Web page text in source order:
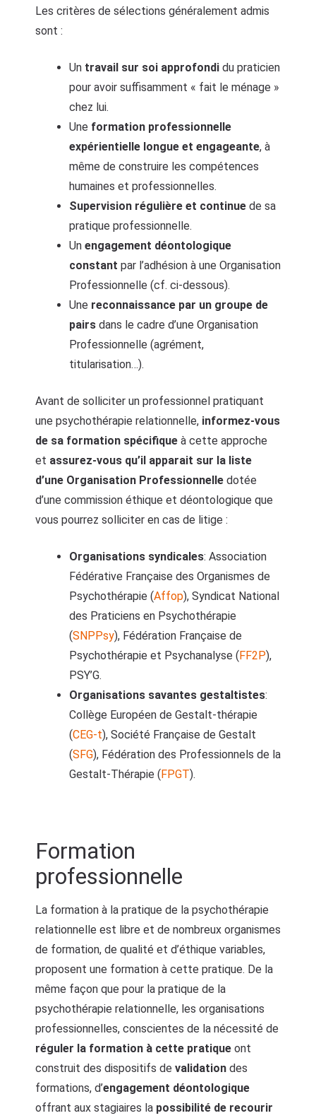
Les critères de sélections généralement admis
sont :
Un travail sur soi approfondi du praticien
pour avoir suffisamment « fait le ménage »
chez lui.
Une formation professionnelle
expérientielle longue et engageante, à
même de construire les compétences
humaines et professionnelles.
Supervision régulière et continue de sa
pratique professionnelle.
Un engagement déontologique
constant par l’adhésion à une Organisation
Professionnelle (cf. ci-dessous).
Une reconnaissance par un groupe de
pairs dans le cadre d’une Organisation
Professionnelle (agrément,
titularisation…).
Avant de solliciter un professionnel pratiquant
une psychothérapie relationnelle, informez-vous
de sa formation spécifique à cette approche
et assurez-vous qu’il apparait sur la liste
d’une Organisation Professionnelle dotée
d’une commission éthique et déontologique que
vous pourrez solliciter en cas de litige :
Organisations syndicales: Association
Fédérative Française des Organismes de
Psychothérapie (Affop), Syndicat National
des Praticiens en Psychothérapie
(SNPPsy), Fédération Française de
Psychothérapie et Psychanalyse (FF2P),
PSY’G.
Organisations savantes gestaltistes:
Collège Européen de Gestalt-thérapie
(CEG-t), Société Française de Gestalt
(SFG), Fédération des Professionnels de la
Gestalt-Thérapie (FPGT).
Formation
professionnelle
La formation à la pratique de la psychothérapie
relationnelle est libre et de nombreux organismes
de formation, de qualité et d’éthique variables,
proposent une formation à cette pratique. De la
même façon que pour la pratique de la
psychothérapie relationnelle, les organisations
professionnelles, conscientes de la nécessité de
réguler la formation à cette pratique ont
construit des dispositifs de validation des
formations, d’engagement déontologique
offrant aux stagiaires la possibilité de recourir